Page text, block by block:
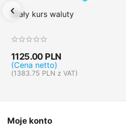
Stały kurs waluty
1125.00 PLN
(Cena netto)
(1383.75 PLN z VAT)
Moje konto